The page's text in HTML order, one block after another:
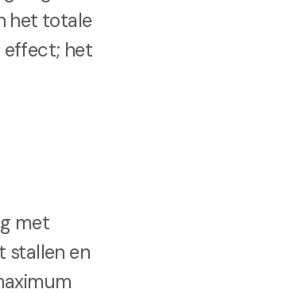
het totale
effect; het
met
stallen en